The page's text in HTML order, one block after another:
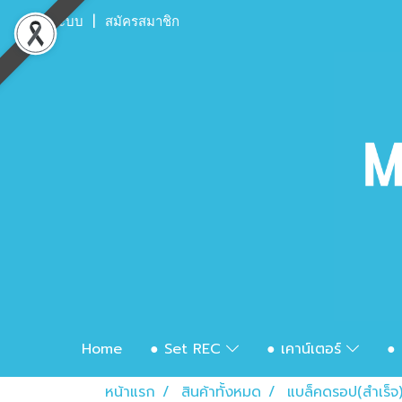
เข้าสู่ระบบ สมัครสมาชิก
Home ● Set REC ● เคาน์เตอร์
●
หน้าแรก
สินค้าทั้งหมด แบล็คดรอป(สำเร็จ)